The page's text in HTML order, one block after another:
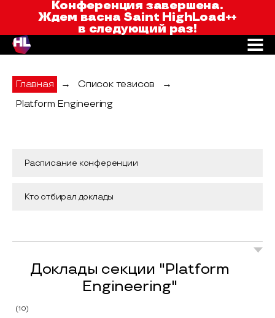
Saint HighLoad++Конференция завершена.
Ждем васна Saint HighLoad++
в следующий раз!
Главная → Список тезисов
→
Platform Engineering
Расписание конференции
Кто отбирал доклады
Доклады секции "Platform
Engineering"
(10)